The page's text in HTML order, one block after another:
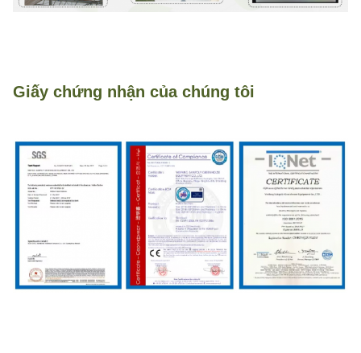
Giấy chứng nhận của chúng tôi